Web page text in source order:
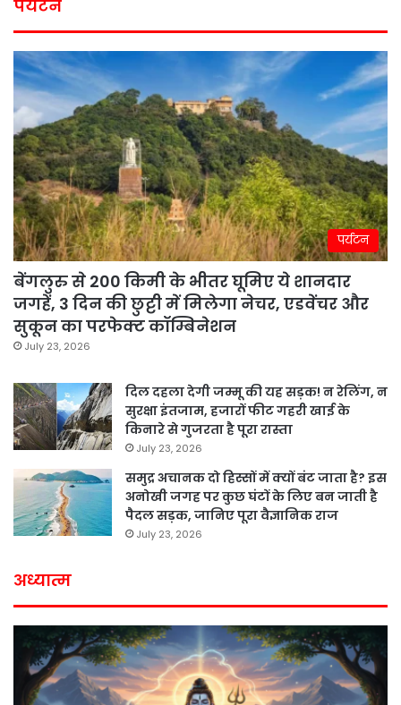
पर्यटन
पर्यटन
बेंगलुरु से 200 किमी के भीतर घूमिए ये शानदार
जगहें, 3 दिन की छुट्टी में मिलेगा नेचर, एडवेंचर और
सुकून का परफेक्ट कॉम्बिनेशन
July 23, 2026
दिल दहला देगी जम्मू की यह सड़क! न रेलिंग, न
सुरक्षा इंतजाम, हजारों फीट गहरी खाई के
किनारे से गुजरता है पूरा रास्ता
July 23, 2026
समुद्र अचानक दो हिस्सों में क्यों बंट जाता है? इस
अनोखी जगह पर कुछ घंटों के लिए बन जाती है
पैदल सड़क, जानिए पूरा वैज्ञानिक राज
July 23, 2026
अध्यात्म